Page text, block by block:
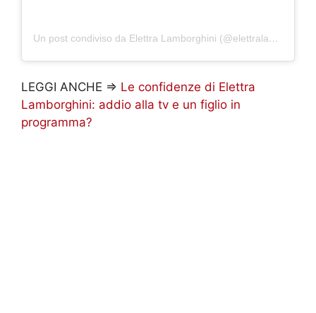
Un post condiviso da Elettra Lamborghini (@elettralamborghini)
LEGGI ANCHE => Le confidenze di Elettra
Lamborghini: addio alla tv e un figlio in
programma?